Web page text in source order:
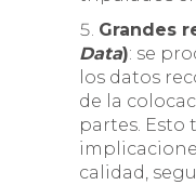
Grandes
Data): se
los datos
de la
partes.
calidad,